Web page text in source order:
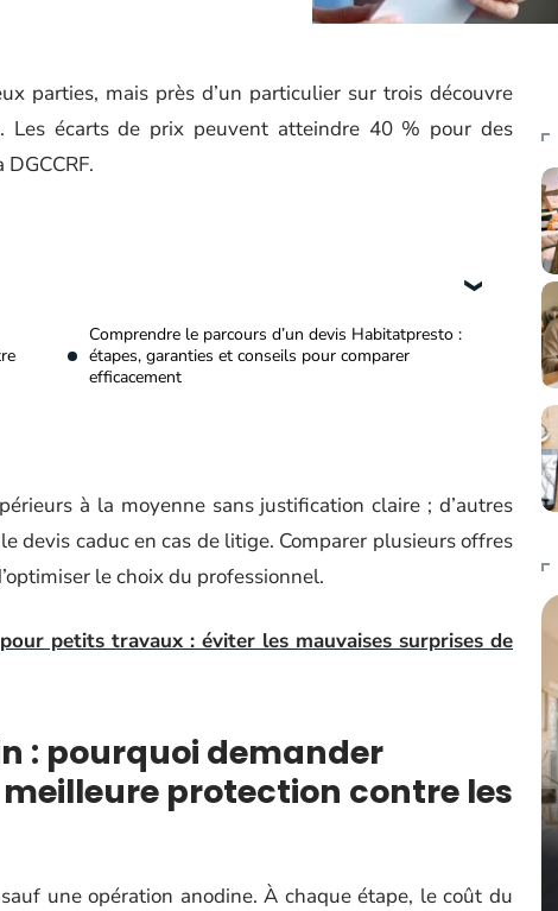
parties, mais près d’un particulier sur trois découvre
Les écarts de prix peuvent atteindre 40 % pour des
Comprendre le parcours d’un devis Habitatpresto :
étapes, garanties et conseils pour comparer
efficacement
à la moyenne sans justification claire ; d’autres
devis caduc en cas de litige. Comparer plusieurs offres
le choix du professionnel.
petits travaux : éviter les mauvaises surprises de
: pourquoi demander
protection contre les
une opération anodine. À chaque étape, le coût du